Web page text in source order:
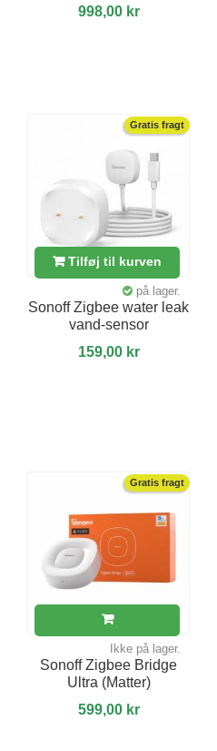
998,00 kr
Gratis fragt
Tilføj til kurven
på lager.
Sonoff Zigbee water leak
vand-sensor
159,00 kr
Gratis fragt
Ikke på lager.
Sonoff Zigbee Bridge
Ultra (Matter)
599,00 kr